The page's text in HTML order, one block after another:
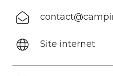
Site internet